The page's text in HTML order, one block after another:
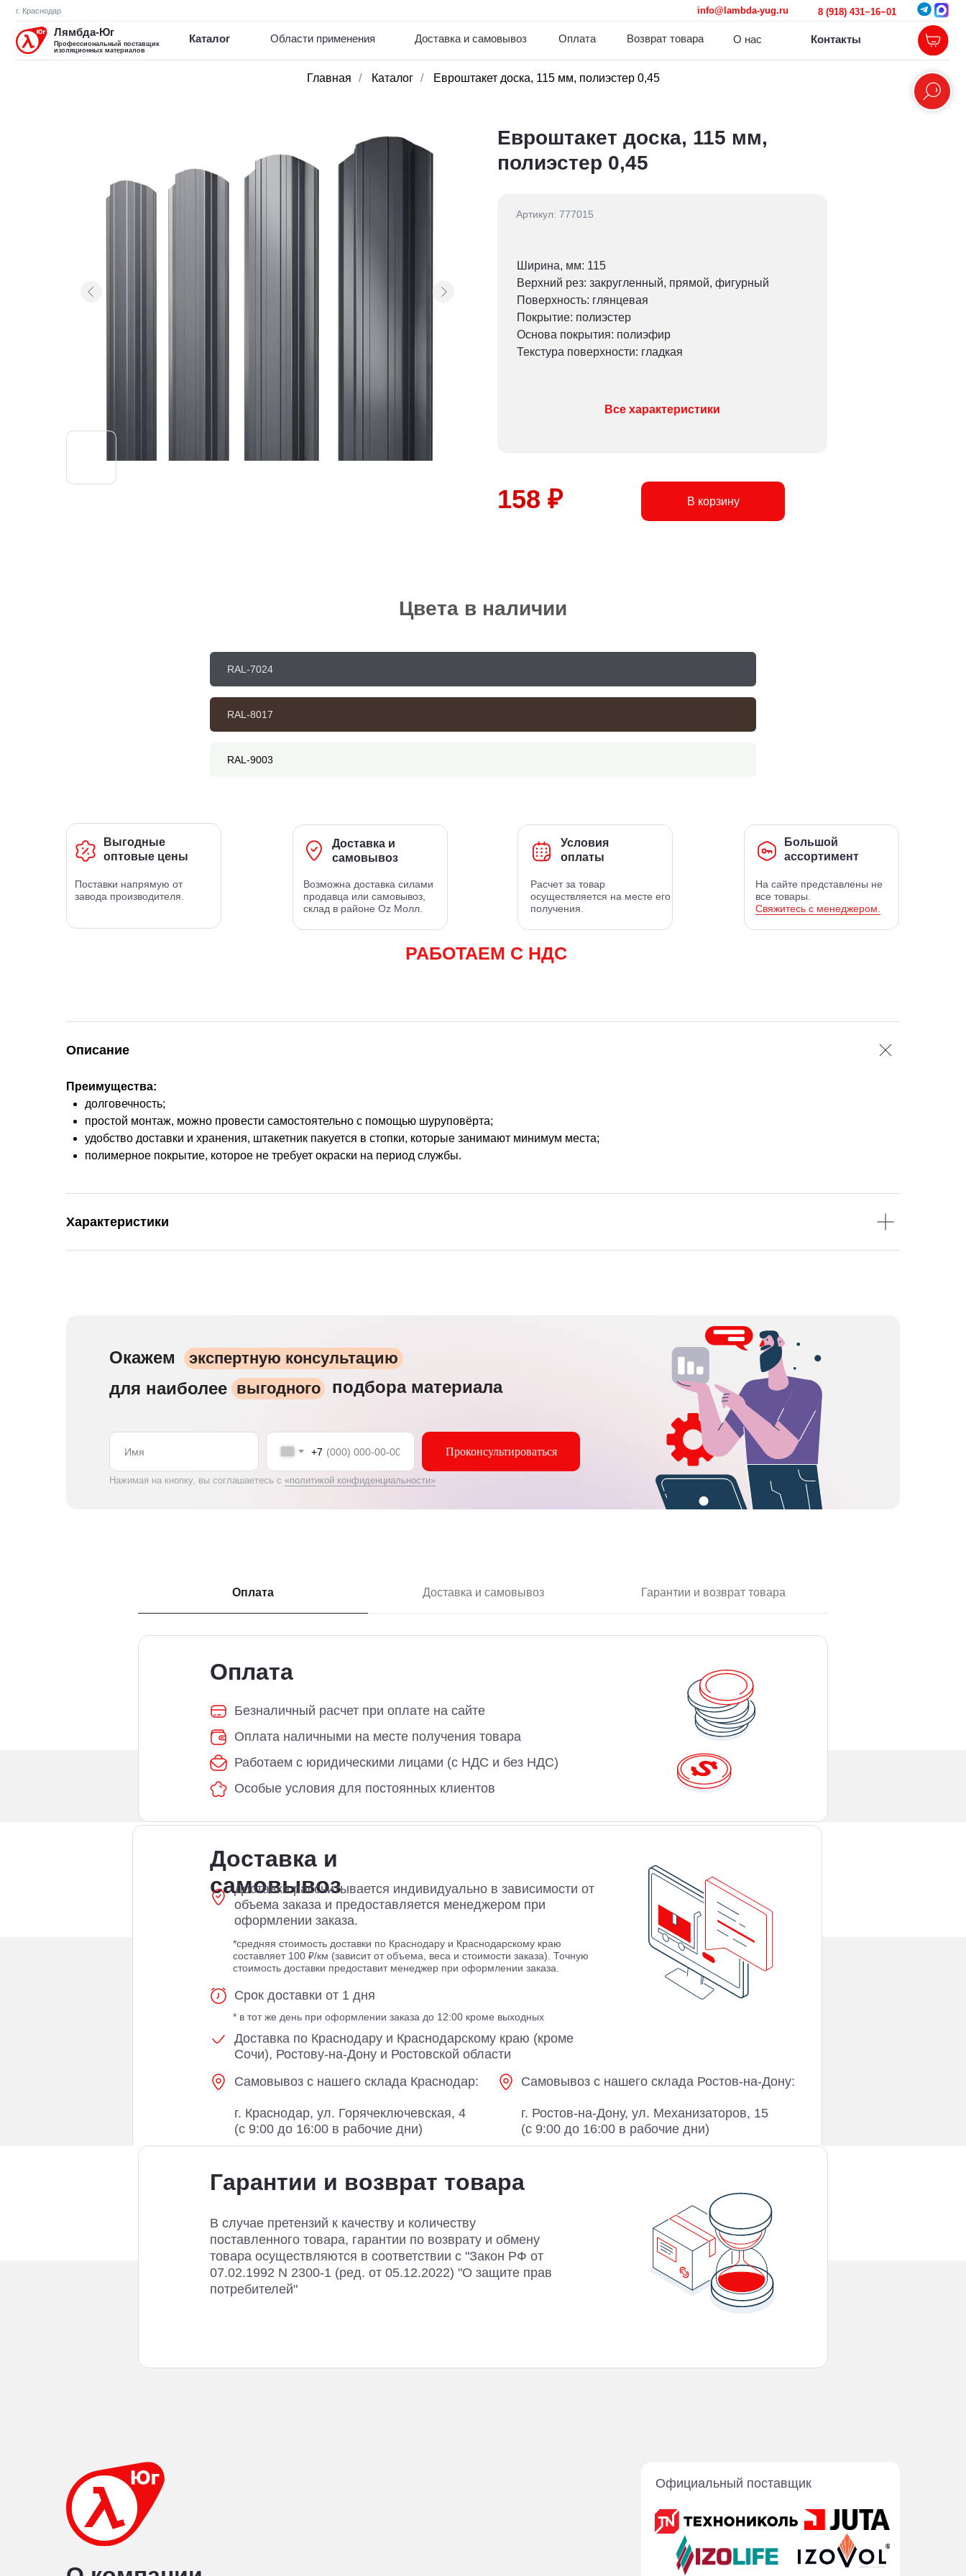
г. Краснодар
Каталог Контакты
Доставка и самовывоз Оплата Возврат товара О нас
8 (918) 431−16−01
Лямбда-Юг
Профессиональный поставщик
изоляционных материалов
info@lambda-yug.ru
Области применения
Главная / Каталог / Евроштакет доска, 115 мм, полиэстер 0,45
Артикул: 777015
Все характеристики
Ширина, мм: 115
Верхний рез: закругленный, прямой, фигурный
Поверхность: глянцевая
Покрытие: полиэстер
Основа покрытия: полиэфир
Текстура поверхности: гладкая
Евроштакет доска, 115 мм,
полиэстер 0,45
158 ₽ В корзину
Цвета в наличии
RAL-7024
RAL-8017
RAL-9003
Доставка и
самовывоз
Возможна доставка силами
продавца или самовывоз,
склад в районе Oz Молл.
Выгодные
оптовые цены
Поставки напрямую от
завода производителя.
Условия
оплаты
Расчет за товар
осуществляется на месте его
получения.
Большой
ассортимент
На сайте представлены не
все товары.
Свяжитесь с менеджером.
РАБОТАЕМ С НДС
Описание
Преимущества:
долговечность;
простой монтаж, можно провести самостоятельно с помощью шуруповёрта;
удобство доставки и хранения, штакетник пакуется в стопки, которые занимают минимум места;
полимерное покрытие, которое не требует окраски на период службы.
Характеристики
экспертную консультацию
выгодного
Окажем
для наиболее
подбора материала
+7 Проконсультироваться
Нажимая на кнопку, вы соглашаетесь с «политикой конфиденциальности»
Оплата Доставка и самовывоз Гарантии и возврат товара
Оплата
Безналичный расчет при оплате на сайте
Оплата наличными на месте получения товара
Работаем с юридическими лицами (с НДС и без НДС)
Особые условия для постоянных клиентов
Доставка и
самовывоз
Доставка рассчитывается индивидуально в зависимости от
объема заказа и предоставляется менеджером при
оформлении заказа.
Срок доставки от 1 дня
Доставка по Краснодару и Краснодарскому краю (кроме
Сочи), Ростову-на-Дону и Ростовской области
Самовывоз с нашего склада Краснодар:
г. Краснодар, ул. Горячеключевская, 4
(с 9:00 до 16:00 в рабочие дни)
*средняя стоимость доставки по Краснодару и Краснодарскому краю
составляет 100 ₽/км (зависит от объема, веса и стоимости заказа). Точную
стоимость доставки предоставит менеджер при оформлении заказа.
* в тот же день при оформлении заказа до 12:00 кроме выходных
Самовывоз с нашего склада Ростов-на-Дону:
г. Ростов-на-Дону, ул. Механизаторов, 15
(с 9:00 до 16:00 в рабочие дни)
Гарантии и возврат товара
В случае претензий к качеству и количеству
поставленного товара, гарантии по возврату и обмену
товара осуществляются в соответствии с "Закон РФ от
07.02.1992 N 2300-1 (ред. от 05.12.2022) "О защите прав
потребителей"
Официальный поставщик